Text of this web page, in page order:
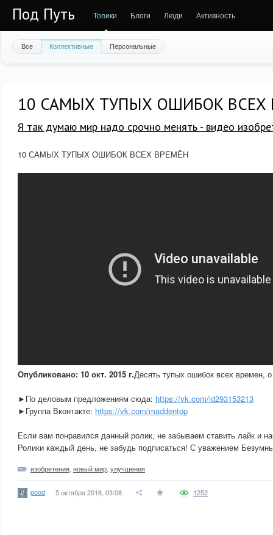
Под Путь Топики Блоги Люди Активность
Все Коллективные Персональные
10 САМЫХ ТУПЫХ ОШИБОК ВСЕХ
Я так думаю мир надо срочно менять - видео
10 САМЫХ ТУПЫХ ОШИБОК ВСЕХ ВРЕМЁН
Опубликовано: 10 окт. 2015 г.Десять тупых ошибок всех времен,
►По деловым предложениям сюда: https://vk.com/id293153213
►Группа Вконтакте: https://vk.com/maddentop
Если вам понравился данный ролик, не забываем ставить лайк и
Ролики каждый день, не забудь подписаться! С уважением
изобретения новый мир улучшения
pood 5 октября 2016, 03:08 1252